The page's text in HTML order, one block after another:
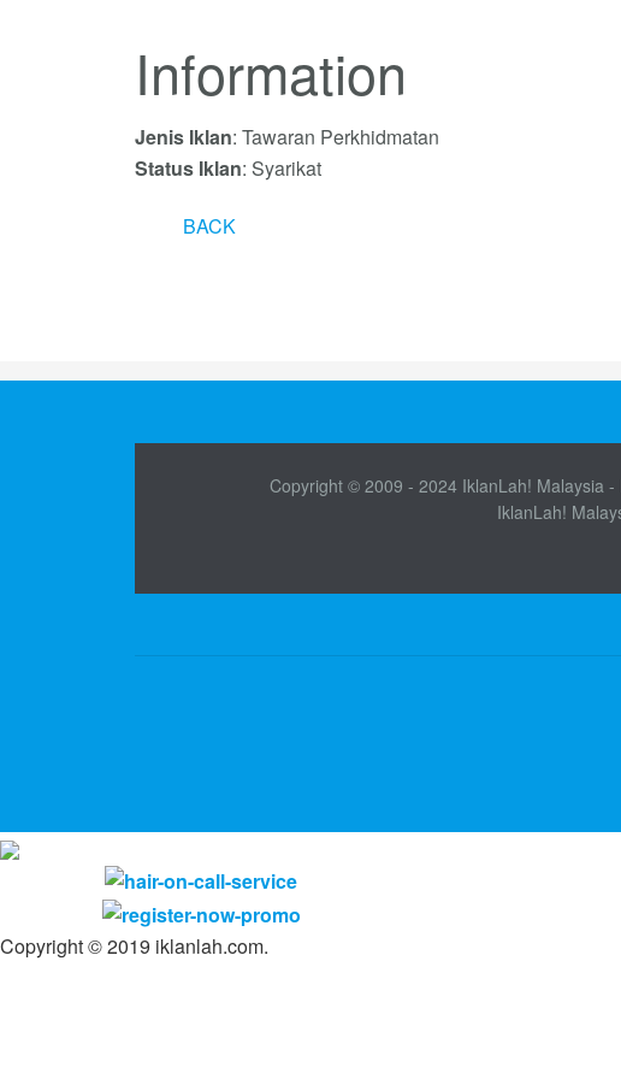
Information
Jenis Iklan: Tawaran Perkhidmatan
Status Iklan: Syarikat
BACK
Copyright © 2009 - 2024 IklanLah! Malaysia
IklanLah!
Copyright © 2019 iklanlah.com.